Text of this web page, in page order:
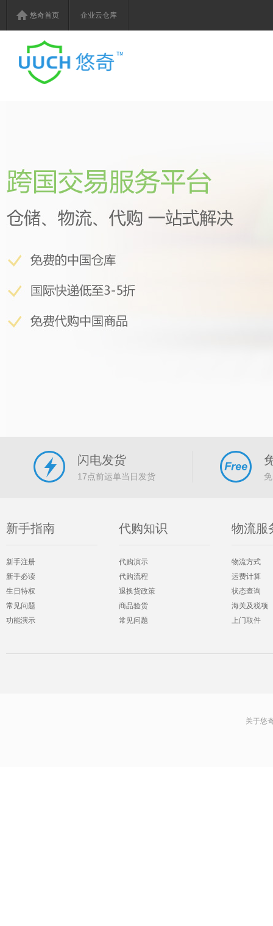
悠奇首页 企业云仓库
闪电发货
17点前运单当日发货
新手指南
新手注册
新手必读
生日特权
常见问题
功能演示
代购知识
代购演示
代购流程
退换货政策
商品验货
常见问题
物流服
物流方式
运费计算
状态查询
海关及税项
上门取件
关于悠